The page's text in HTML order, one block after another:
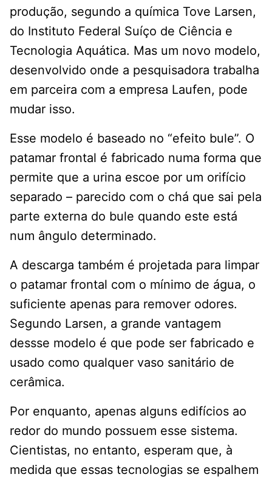
produção, segundo a química Tove Larsen,
do Instituto Federal Suíço de Ciência e
Tecnologia Aquática. Mas um novo modelo,
desenvolvido onde a pesquisadora trabalha
em parceira com a empresa Laufen, pode
mudar isso.
Esse modelo é baseado no “efeito bule”. O
patamar frontal é fabricado numa forma que
permite que a urina escoe por um orifício
separado – parecido com o chá que sai pela
parte externa do bule quando este está
num ângulo determinado.
A descarga também é projetada para limpar
o patamar frontal com o mínimo de água, o
suficiente apenas para remover odores.
Segundo Larsen, a grande vantagem
dessse modelo é que pode ser fabricado e
usado como qualquer vaso sanitário de
cerâmica.
Por enquanto, apenas alguns edifícios ao
redor do mundo possuem esse sistema.
Cientistas, no entanto, esperam que, à
medida que essas tecnologias se espalhem